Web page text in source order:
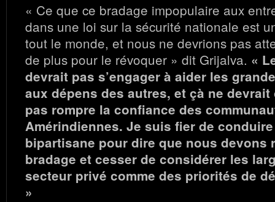
« Ce que ce bradage impopulaire aux
dans une loi sur la sécurité nationale est
tout le monde, et nous ne devrions pas
de plus pour le révoquer » dit Grijalva. «
devrait pas s’engager à aider les
aux dépens des autres, et çà ne
pas rompre la confiance des
Amérindiennes. Je suis fier de
bipartisane pour dire que nous devons
bradage et cesser de considérer les
secteur privé comme des priorités de
»